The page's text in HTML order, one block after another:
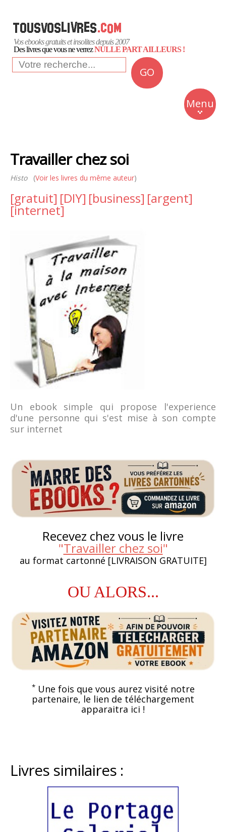
Vos ebooks gratuits et insolites depuis 2007
Des livres que vous ne verrezNULLE PART AILLEURS !
GO
Menu
Insolite
Business
Travailler chez soi
Histo(Voir les livres du même auteur)
[gratuit] [DIY] [business] [argent]
[internet]
Un ebook simple qui propose l'experience
d'une personne qui s'est mise à son compte
sur internet
Recevez chez vous le livre
"Travailler chez soi"
au format cartonné [LIVRAISON GRATUITE]
OU ALORS...
*Une fois que vous aurez visité notre
partenaire, le lien de téléchargement
apparaitra ici !
Livres similaires :